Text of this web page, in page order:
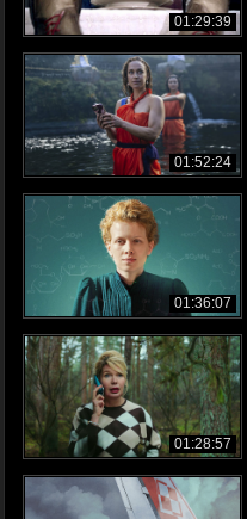
01:29:39
01:52:24
01:36:07
01:28:57